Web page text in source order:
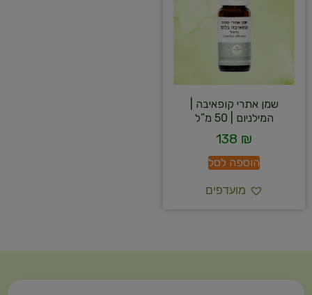
שמן אתרי קופאיבה |
המילניום | 50 מ”ל
138 ₪
הוספה לסל
מועדפים